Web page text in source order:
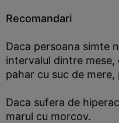
Recomandari
Daca persoana simte
intervalul dintre mese,
pahar cu suc de mere,
Daca sufera de
marul cu morcov.